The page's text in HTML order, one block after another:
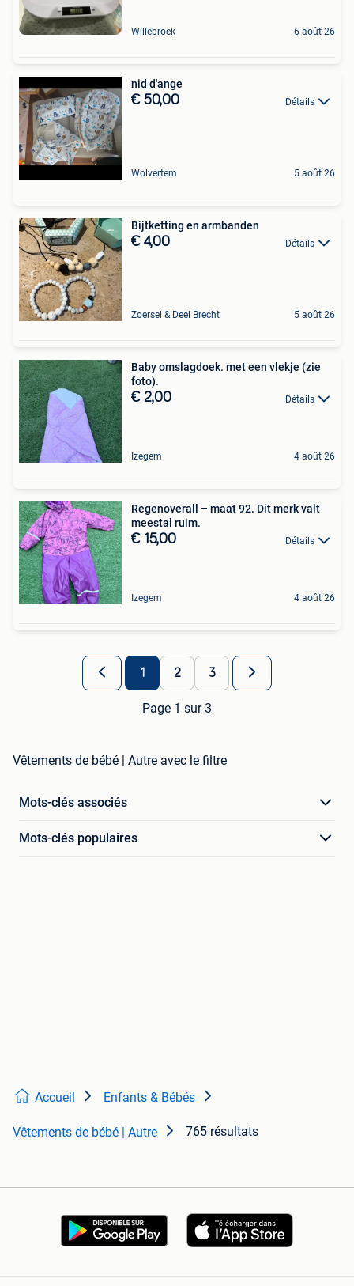
Willebroek 6 août 26
nid d'ange
€ 50,00 Détails
Wolvertem 5 août 26
Bijtketting en armbanden
€ 4,00 Détails
Zoersel & Deel Brecht 5 août 26
Baby omslagdoek. met een vlekje (zie
foto).
€ 2,00 Détails
Izegem 4 août 26
Regenoverall – maat 92. Dit merk valt
meestal ruim.
€ 15,00 Détails
Izegem 4 août 26
1 2 3
Page 1 sur 3
Vêtements de bébé | Autre avec le filtre
Mots-clés associés
Mots-clés populaires
Accueil Enfants & Bébés
Vêtements de bébé | Autre 765 résultats